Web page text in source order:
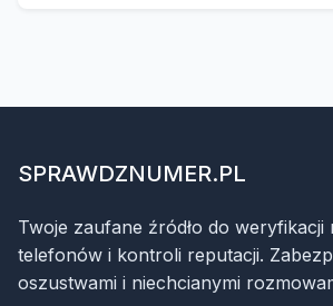
SPRAWDZNUMER.PL
Twoje zaufane źródło do weryfikacji
telefonów i kontroli reputacji.
oszustwami i niechcianymi